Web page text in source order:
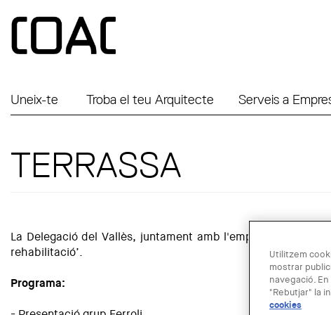
Uneix-te Troba el teu Arquitecte Serveis a
TERRASSA
La Delegació del Vallès, juntament amb l'empresa Ferroli,
rehabilitació’.
Programa:
Utilitzem
mostrar
navegació.
"Rebutjar" la
cookies